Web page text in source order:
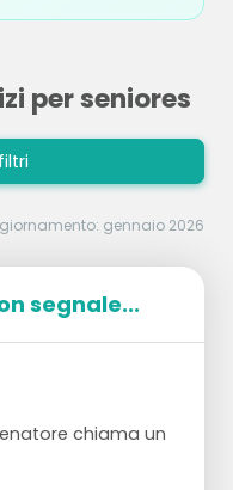
per seniores
gennaio 2026
segnale...
chiama un